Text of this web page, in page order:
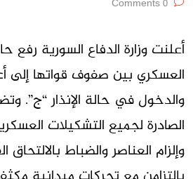
أعلنت وزارة الدفاع السورية رفع
العسكري بين صفوف قواتها إلى
والدخول في حالة الإنذار “ج”.
الصادرة لجميع التشكيلات
وإلزام العناصر والضباط